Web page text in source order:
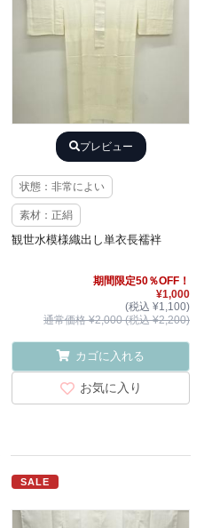
プレビュー
状態：非常によい
素材：正絹
観世水模様織出し単衣長襦袢
期間限定50％OFF！
¥1,000
(税込 ¥1,100)
通常価格 ¥2,000 (税込 ¥2,200)
カゴに入れる
お気に入り
SALE